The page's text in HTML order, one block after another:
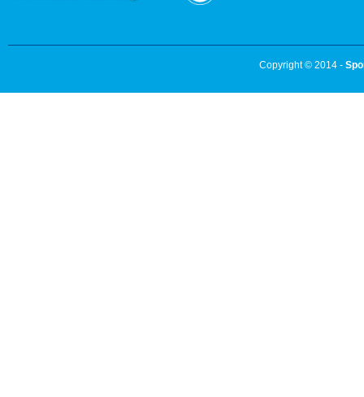
Copyright © 2014 -